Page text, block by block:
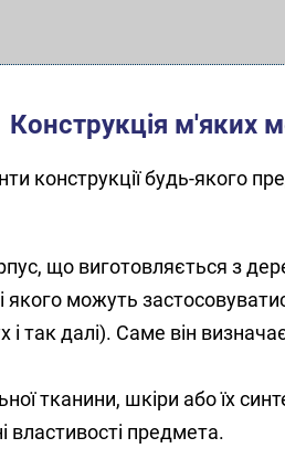
Конструкція м'яких
конструкції будь-якого
що виготовляється з
можуть
і так далі). Саме він
тканини, шкіри або їх
властивості предмета.